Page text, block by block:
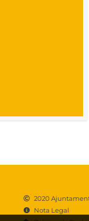
2020
Nota Legal